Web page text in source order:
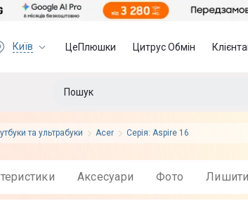
Київ ЦеПлюшки Цитрус Обмін
та ультрабуки Acer Серія: Aspire 16
Аксесуари Фото